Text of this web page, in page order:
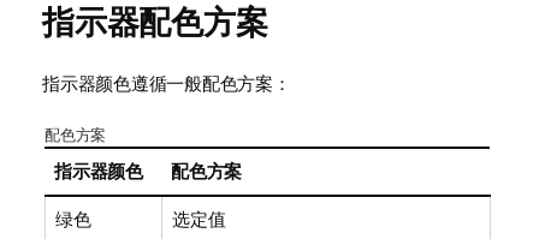
指示器配色方案
指示器颜色遵循一般配色方案：
配色方案
指示器颜色 配色方案
绿色 选定值